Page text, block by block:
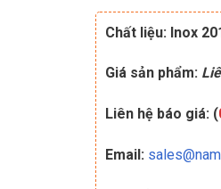
Chất liệu: Inox
Giá sản phẩm:
Liên hệ báo giá: (
Email: